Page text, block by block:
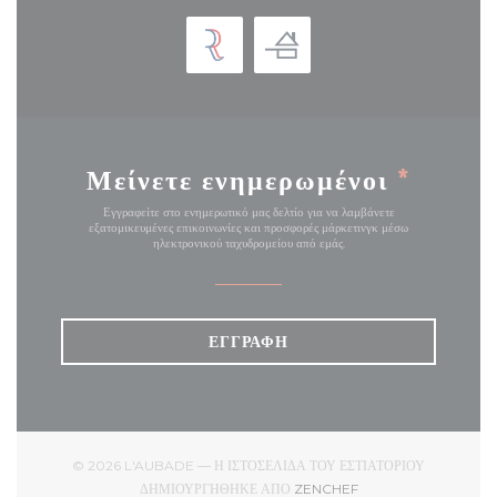
Μείνετε ενημερωμένοι *
Εγγραφείτε στο ενημερωτικό μας δελτίο για να λαμβάνετε
εξατομικευμένες επικοινωνίες και προσφορές μάρκετινγκ μέσω
ηλεκτρονικού ταχυδρομείου από εμάς.
ΕΓΓΡΑΦΉ
© 2026 L'AUBADE — Η ΙΣΤΟΣΕΛΊΔΑ ΤΟΥ ΕΣΤΙΑΤΟΡΊΟΥ
ΔΗΜΙΟΥΡΓΉΘΗΚΕ ΑΠΌ ZENCHEF((ΑΝΟΊΓΕΙ ΣΕ ΝΈΟ